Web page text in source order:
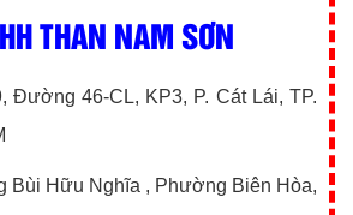
THAN NAM SƠN
Đường 46-CL, KP3, P. Cát Lái, TP.
Bùi Hữu Nghĩa , Phường Biên Hòa,